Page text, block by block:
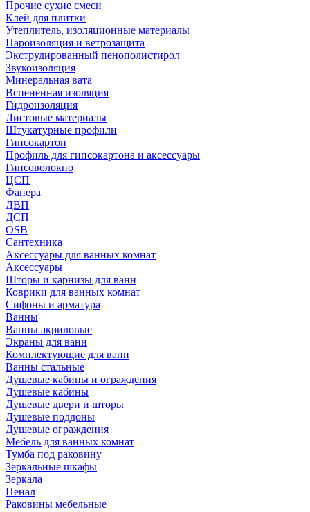
Прочие сухие смеси
Клей для плитки
Утеплитель, изоляционные материалы
Пароизоляция и ветрозащита
Экструдированный пенополистирол
Звукоизоляция
Минеральная вата
Вспененная изоляция
Гидроизоляция
Листовые материалы
Штукатурные профили
Гипсокартон
Профиль для гипсокартона и аксессуары
Гипсоволокно
ЦСП
Фанера
ДВП
ДСП
OSB
Сантехника
Аксессуары для ванных комнат
Аксессуары
Шторы и карнизы для ванн
Коврики для ванных комнат
Сифоны и арматура
Ванны
Ванны акриловые
Экраны для ванн
Комплектующие для ванн
Ванны стальные
Душевые кабины и ограждения
Душевые кабины
Душевые двери и шторы
Душевые поддоны
Душевые ограждения
Мебель для ванных комнат
Тумба под раковину
Зеркальные шкафы
Зеркала
Пенал
Раковины мебельные